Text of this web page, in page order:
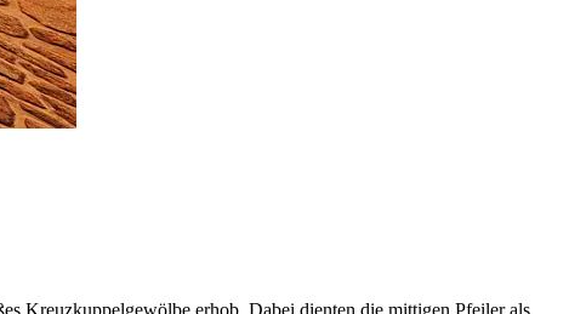
Kreuzkuppelgewölbe erhob. Dabei dienten die mittigen Pfeiler als